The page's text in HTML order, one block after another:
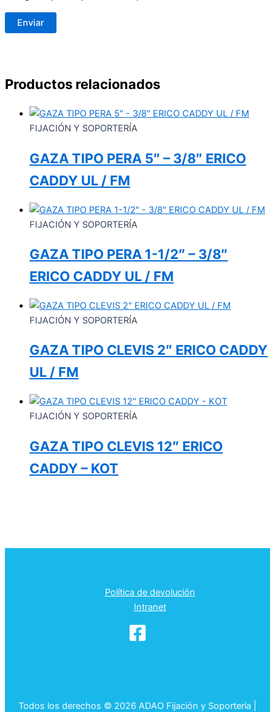
Productos relacionados
FIJACIÓN Y SOPORTERÍA
GAZA TIPO PERA 5″ – 3/8″ ERICO
CADDY UL / FM
FIJACIÓN Y SOPORTERÍA
GAZA TIPO PERA 1-1/2″ – 3/8″
ERICO CADDY UL / FM
FIJACIÓN Y SOPORTERÍA
GAZA TIPO CLEVIS 2″ ERICO CADDY
UL / FM
FIJACIÓN Y SOPORTERÍA
GAZA TIPO CLEVIS 12″ ERICO
CADDY – KOT
Política de devolución
Intranet
Todos los derechos © 2026 ADAO Fijación y Soportería |